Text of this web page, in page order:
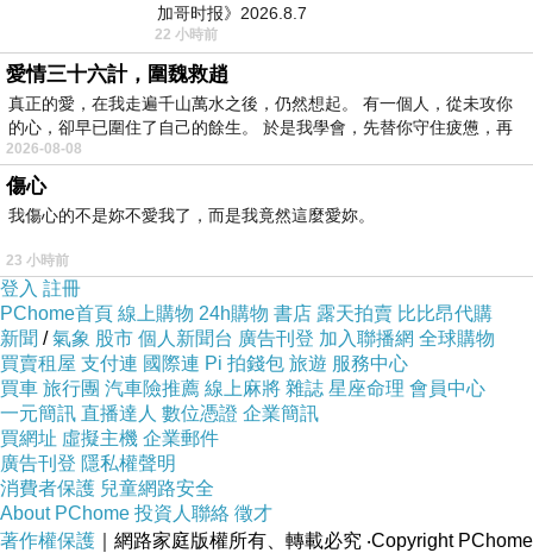
而且24小時都能買，上網慢慢挑選，不用等店家開
門也不用看店員臉色，
服務這麼優，當然在網路購物最好啦~~你一定要來
看看【SUNSOUL】光能帽-傑克帽(黃光)~~
商品網址:
加哥时报》2026.8.7
22 小時前
愛情三十六計，圍魏救趙
真正的愛，在我走遍千山萬水之後，仍然想起。 有一個人，從未攻你
的心，卻早已圍住了自己的餘生。 於是我學會，先替你守住疲憊，再
2026-08-08
傷心
我傷心的不是妳不愛我了，而是我竟然這麼愛妳。
23 小時前
登入 註冊
PChome首頁 線上購物 24h購物 書店 露天拍賣 比比昂代購
新聞 /氣象 股市 個人新聞台 廣告刊登 加入聯播網 全球購物
買賣租屋 支付連 國際連 Pi 拍錢包 旅遊 服務中心
買車 旅行團 汽車險推薦 線上麻將 雜誌 星座命理 會員中心
一元簡訊 直播達人 數位憑證 企業簡訊
買網址 虛擬主機 企業郵件
廣告刊登 隱私權聲明
消費者保護 兒童網路安全
About PChome 投資人聯絡 徵才
著作權保護 ｜網路家庭版權所有、轉載必究 ‧Copyright PChome